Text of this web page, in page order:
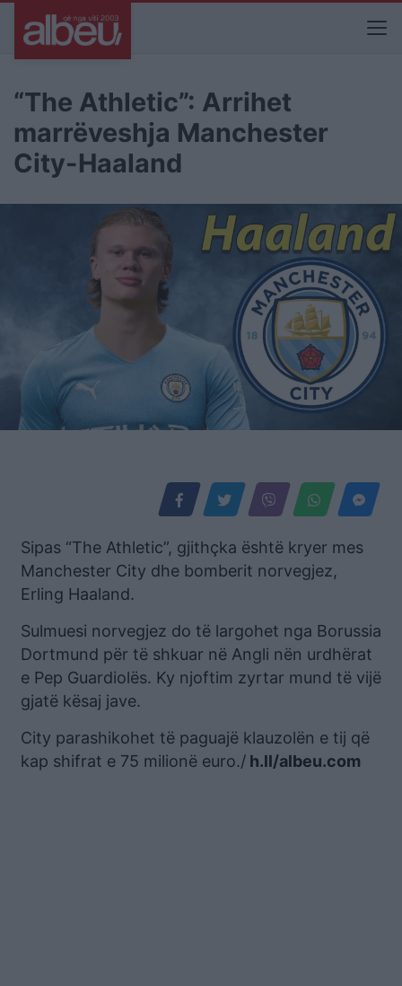
“The Athletic”: Arrihet
marrëveshja Manchester
City-Haaland
Sipas “The Athletic”, gjithçka është kryer mes
Manchester City dhe bomberit norvegjez,
Erling Haaland.
Sulmuesi norvegjez do të largohet nga Borussia
Dortmund për të shkuar në Angli nën urdhërat
e Pep Guardiolës. Ky njoftim zyrtar mund të vijë
gjatë kësaj jave.
City parashikohet të paguajë klauzolën e tij që
kap shifrat e 75 milionë euro./ h.ll/albeu.com